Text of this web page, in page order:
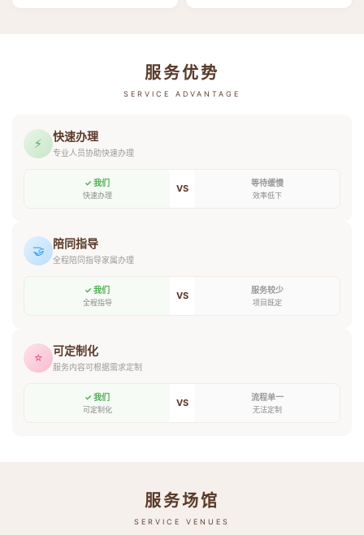
服务优势
SERVICE ADVANTAGE
⚡ 快速办理
专业人员协助快速办理
✓ 我们
快速办理
VS 等待缓慢
效率低下
🤝 陪同指导
全程陪同指导家属办理
✓ 我们
全程指导
VS 服务较少
项目既定
⭐ 可定制化
服务内容可根据需求定制
✓ 我们
可定制化
VS 流程单一
无法定制
服务场馆
SERVICE VENUES